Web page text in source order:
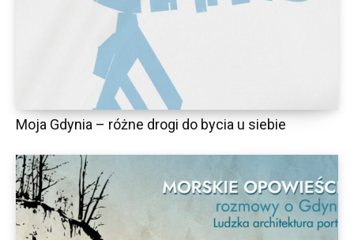
Moja Gdynia – różne drogi do bycia u siebie